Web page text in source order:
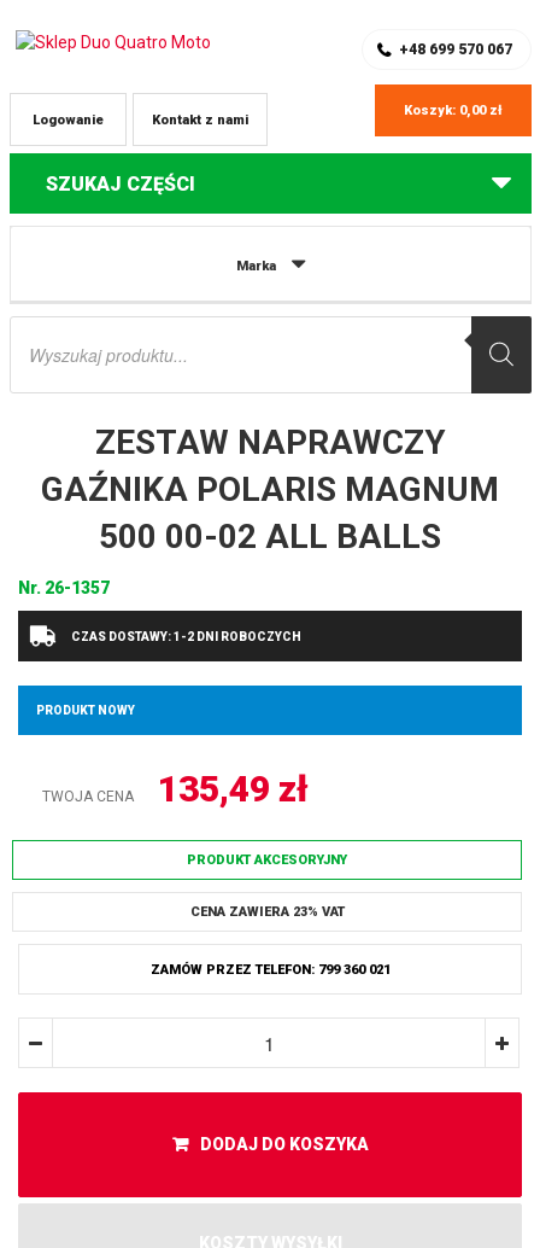
+48 699 570 067
Kontakt z nami
Logowanie
Koszyk: 0,00 zł
SZUKAJ CZĘŚCI
Marka
Wyszukiwarka
Części do quadów Polaris
ZESTAW NAPRAWCZY
GAŹNIKA POLARIS MAGNUM
500 00-02 ALL BALLS
Nr. 26-1357
CZAS DOSTAWY: 1-2 DNI ROBOCZYCH
PRODUKT NOWY
TWOJA CENA 135,49 zł
PRODUKT AKCESORYJNY
CENA ZAWIERA 23% VAT
ZAMÓW PRZEZ TELEFON: 799 360 021
DODAJ DO KOSZYKA
KOSZTY WYSYŁKI